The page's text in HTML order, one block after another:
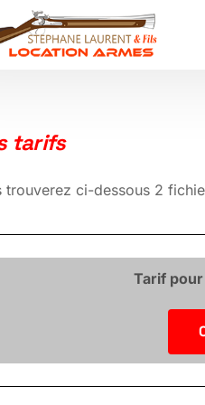
tarifs
trouverez ci-dessous 2
Tarif